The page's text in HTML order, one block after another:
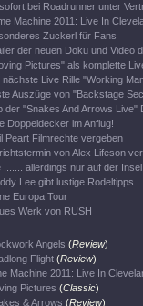
bei Roadrunner unter
Machine 2011: Live In
Zuckerl für Fans
der neuen Doku und Video
Pictures" als komplette
nächste Live Rille "Working
Auszüge von "Backstage
der "Snakes And Arrows Live"
Doppeldecker im Anflug!
Peart Filmrechte vergeben
von Alex Lifeson
....... allerdings nur auf der Insel
Lee gibt lustige Rodeltipps
Europa Tour
Werk von RUSH
Angels (Review)
Flight (Review)
Machine 2011: Live In
Pictures (Classic)
& Arrows (Review)